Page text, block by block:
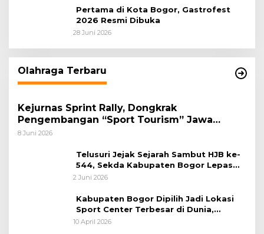
Pertama di Kota Bogor, Gastrofest
2026 Resmi Dibuka
28 Juni 2026
Olahraga Terbaru
Kejurnas Sprint Rally, Dongkrak
Pengembangan “Sport Tourism” Jawa
Tengah
8 Juni 2026
Telusuri Jejak Sejarah Sambut HJB ke-
544, Sekda Kabupaten Bogor Lepas
Gowes Napak Tilas Bogor
2 Juni 2026
Kabupaten Bogor Dipilih Jadi Lokasi
Sport Center Terbesar di Dunia,
Peluang Tingkatkan Pertumbuhan
10 April 2026